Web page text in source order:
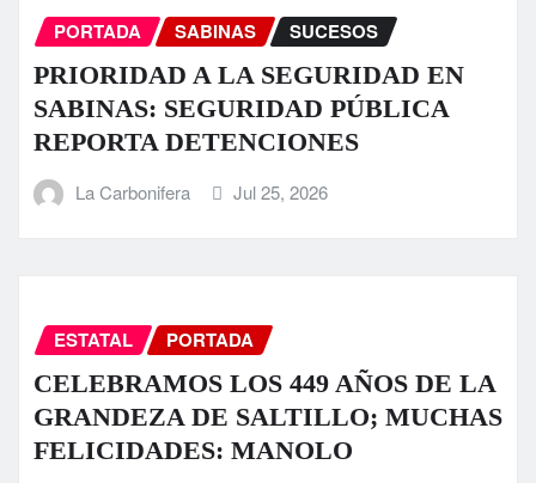
PORTADA SABINAS SUCESOS
PRIORIDAD A LA SEGURIDAD EN
SABINAS: SEGURIDAD PÚBLICA
REPORTA DETENCIONES
La Carbonifera Jul 25, 2026
ESTATAL PORTADA
CELEBRAMOS LOS 449 AÑOS DE LA
GRANDEZA DE SALTILLO; MUCHAS
FELICIDADES: MANOLO